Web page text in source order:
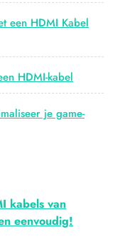
een HDMI Kabel
HDMI-kabel
je game-
kabels van
eenvoudig!